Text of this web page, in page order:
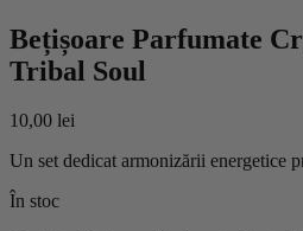
Bețișoare Parfumate
Tribal Soul
10,00 lei
Un set dedicat armonizării energetice
În stoc